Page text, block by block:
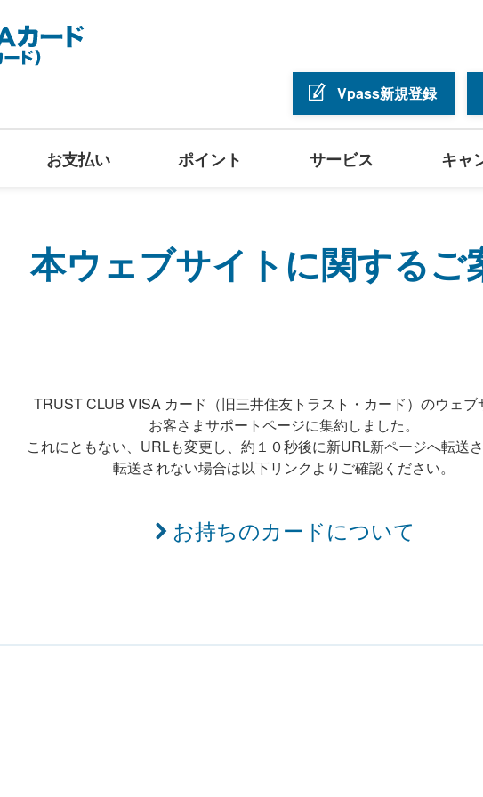
Vpass新規登録
お支払い ポイント サービス キャ
本ウェブサイトに関するご
TRUST CLUB VISA カード（旧三井住友トラスト・カード）のウェブ
お客さまサポートページに集約しました。
これにともない、URLも変更し、約１０秒後に新URL新ページへ転送さ
転送されない場合は以下リンクよりご確認ください。
お持ちのカードについて